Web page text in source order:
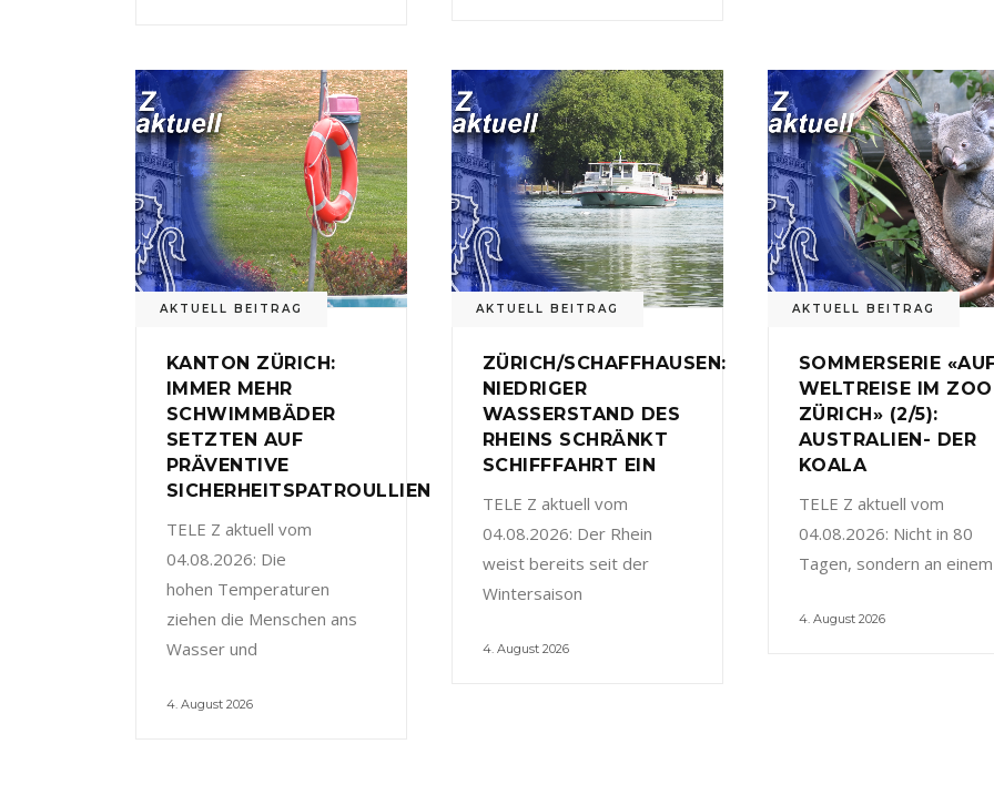
AKTUELL BEITRAG
KANTON ZÜRICH:
IMMER MEHR
SCHWIMMBÄDER
SETZTEN AUF
PRÄVENTIVE
SICHERHEITSPATROULLIEN
TELE Z aktuell vom
04.08.2026: Die
hohen Temperaturen
ziehen die Menschen ans
Wasser und
4. August 2026
AKTUELL BEITRAG
ZÜRICH/SCHAFFHAUSEN:
NIEDRIGER
WASSERSTAND DES
RHEINS SCHRÄNKT
SCHIFFFAHRT EIN
TELE Z aktuell vom
04.08.2026: Der Rhein
weist bereits seit der
Wintersaison
4. August 2026
AKTUELL BEITRAG
SOMMERSERIE
WELTREISE IM ZOO
ZÜRICH» (2/5):
AUSTRALIEN- DER
KOALA
TELE Z aktuell vom
04.08.2026: Nicht in 80
Tagen, sondern an einem
4. August 2026